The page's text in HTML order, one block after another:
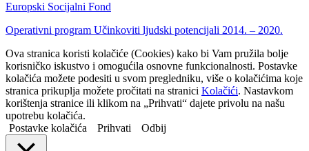
Europski Socijalni Fond
Operativni program Učinkoviti ljudski potencijali 2014. – 2020.
Ova stranica koristi kolačiće (Cookies) kako bi Vam pružila bolje
korisničko iskustvo i omogućila osnovne funkcionalnosti. Postavke
kolačića možete podesiti u svom pregledniku, više o kolačićima koje
stranica prikuplja možete pročitati na stranici Kolačići. Nastavkom
korištenja stranice ili klikom na „Prihvati“ dajete privolu na našu
upotrebu kolačića.
Postavke kolačića
Prihvati Odbij